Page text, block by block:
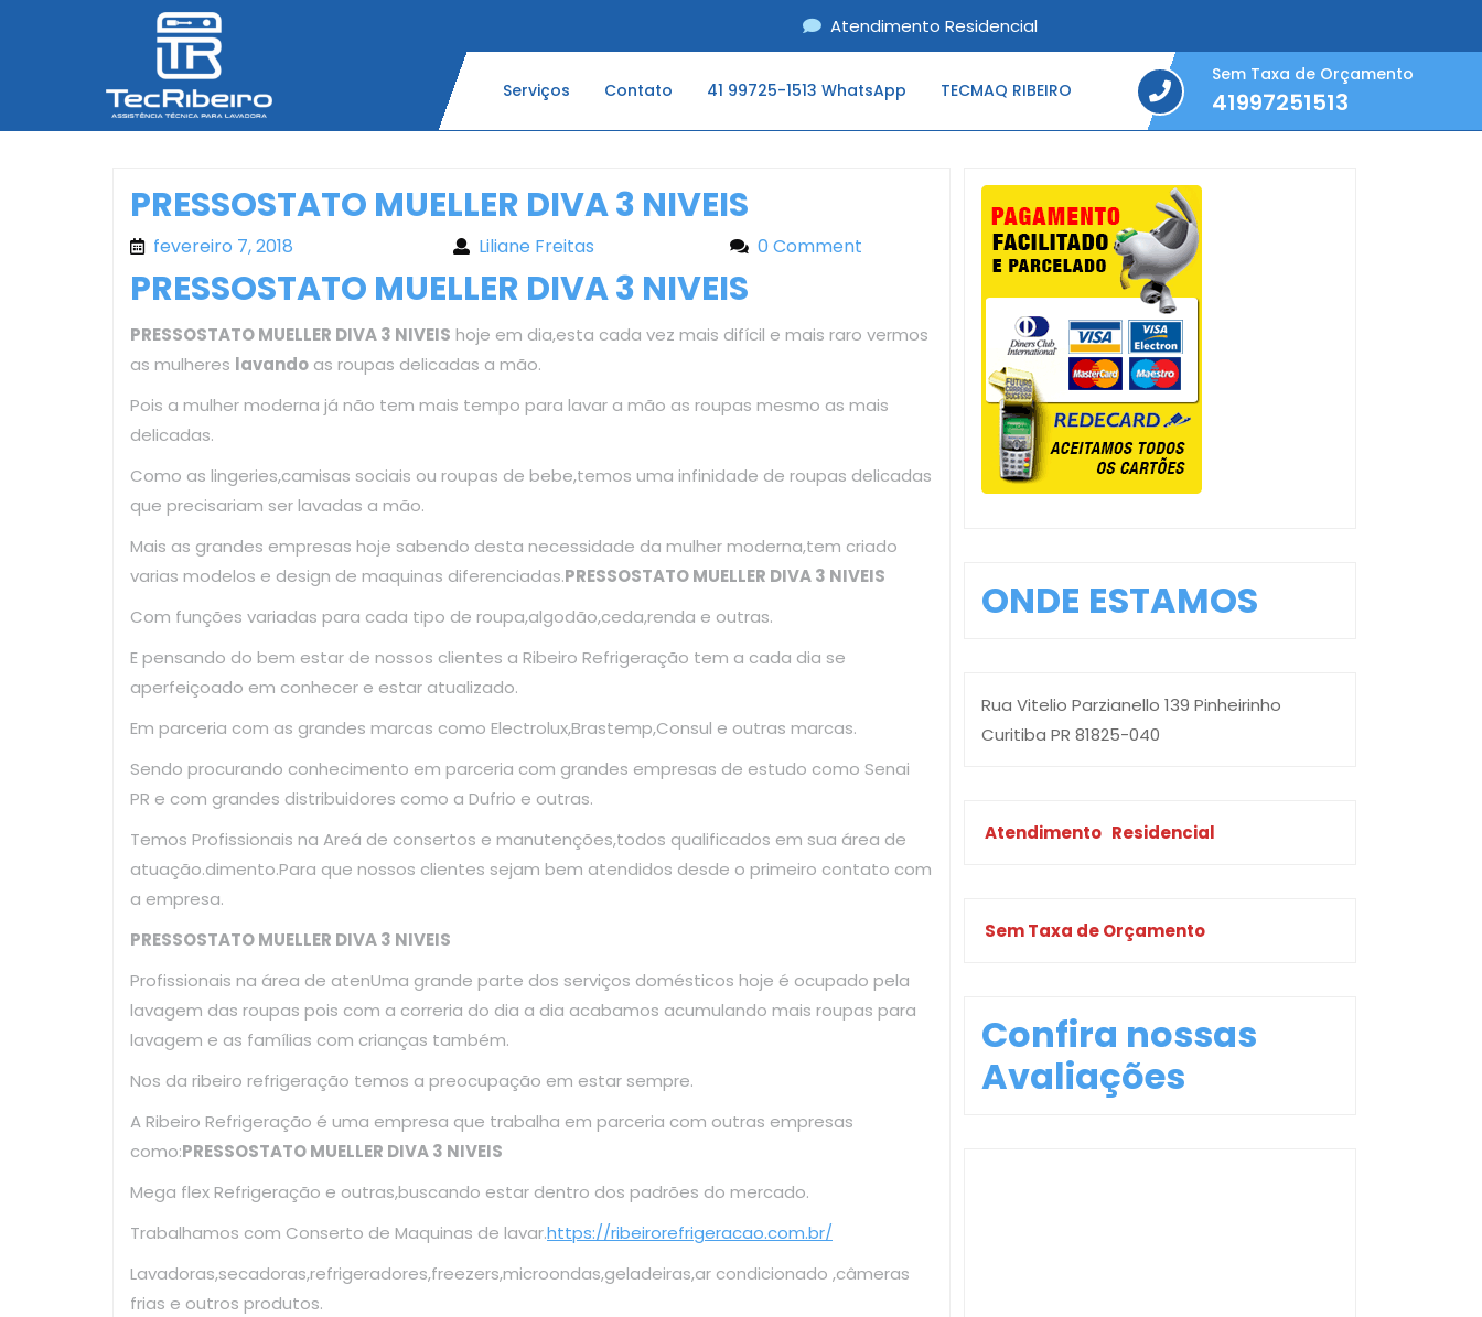
Atendimento Residencial
Serviços Contato 41 99725-1513 WhatsApp TECMAQ RIBEIRO
Sem Taxa de Orçamento
41997251513
41997251513
PRESSOSTATO MUELLER DIVA 3 NIVEIS
fevereiro 7, 2018 Liliane Freitas 0 Comment
PRESSOSTATO MUELLER DIVA 3 NIVEIS
PRESSOSTATO MUELLER DIVA 3 NIVEIS hoje em dia,esta cada vez mais difícil e mais raro vermos
as mulheres lavando as roupas delicadas a mão.
Pois a mulher moderna já não tem mais tempo para lavar a mão as roupas mesmo as mais
delicadas.
Como as lingeries,camisas sociais ou roupas de bebe,temos uma infinidade de roupas delicadas
que precisariam ser lavadas a mão.
Mais as grandes empresas hoje sabendo desta necessidade da mulher moderna,tem criado
varias modelos e design de maquinas diferenciadas.PRESSOSTATO MUELLER DIVA 3 NIVEIS
Com funções variadas para cada tipo de roupa,algodão,ceda,renda e outras.
E pensando do bem estar de nossos clientes a Ribeiro Refrigeração tem a cada dia se
aperfeiçoado em conhecer e estar atualizado.
Em parceria com as grandes marcas como Electrolux,Brastemp,Consul e outras marcas.
Sendo procurando conhecimento em parceria com grandes empresas de estudo como Senai
PR e com grandes distribuidores como a Dufrio e outras.
Temos Profissionais na Areá de consertos e manutenções,todos qualificados em sua área de
atuação.dimento.Para que nossos clientes sejam bem atendidos desde o primeiro contato com
a empresa.
PRESSOSTATO MUELLER DIVA 3 NIVEIS
Profissionais na área de atenUma grande parte dos serviços domésticos hoje é ocupado pela
lavagem das roupas pois com a correria do dia a dia acabamos acumulando mais roupas para
lavagem e as famílias com crianças também.
Nos da ribeiro refrigeração temos a preocupação em estar sempre.
A Ribeiro Refrigeração é uma empresa que trabalha em parceria com outras empresas
como:PRESSOSTATO MUELLER DIVA 3 NIVEIS
Mega flex Refrigeração e outras,buscando estar dentro dos padrões do mercado.
Trabalhamos com Conserto de Maquinas de lavar.https://ribeirorefrigeracao.com.br/
Lavadoras,secadoras,refrigeradores,freezers,microondas,geladeiras,ar condicionado ,câmeras
frias e outros produtos.
ONDE ESTAMOS
Rua Vitelio Parzianello 139 Pinheirinho
Curitiba PR 81825-040
Atendimento Residencial
Sem Taxa de Orçamento
Confira nossas
Avaliações